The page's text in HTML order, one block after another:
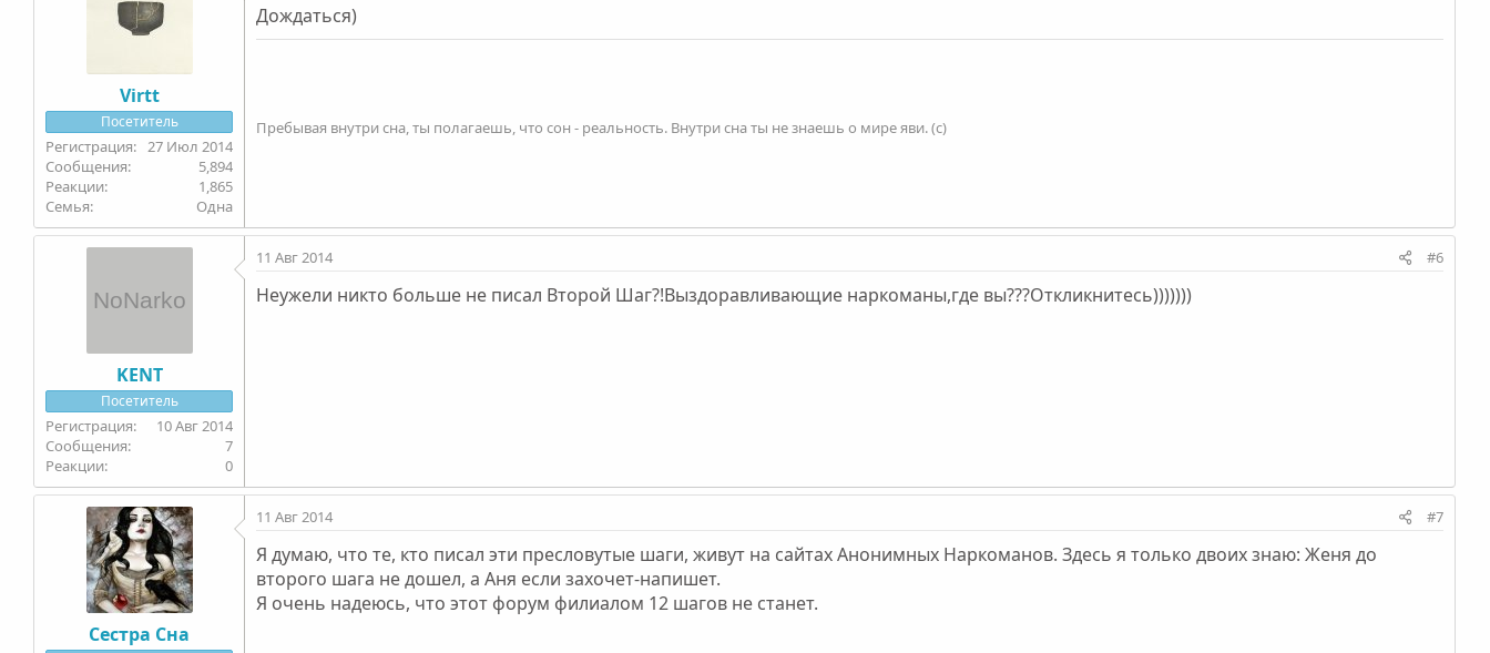
Virtt
Посетитель
27 Июл 2014
5,894
1,865
Семья
Одна
Дождаться)
Пребывая внутри сна, ты полагаешь, что сон - реальность. Внутри сна ты не знаешь о мире яви. (с)
KENT
Посетитель
10 Авг 2014
7
0
11 Авг 2014 #6
Неужели никто больше не писал Второй Шаг?!Выздоравливающие наркоманы,где вы???Откликнитесь)))))))
Сестра Сна
11 Авг 2014 #7
Я думаю, что те, кто писал эти пресловутые шаги, живут на сайтах Анонимных Наркоманов. Здесь я только двоих знаю: Женя до
второго шага не дошел, а Аня если захочет-напишет.
Я очень надеюсь, что этот форум филиалом 12 шагов не станет.